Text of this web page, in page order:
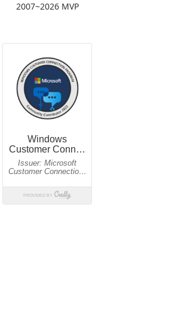
2007~2026 MVP